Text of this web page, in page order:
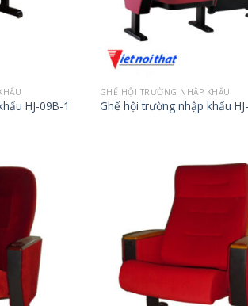
HJ-09B-1
GHẾ HỘI TRƯỜNG NHẬP KHẨU
Ghế hội trường nhập khẩu